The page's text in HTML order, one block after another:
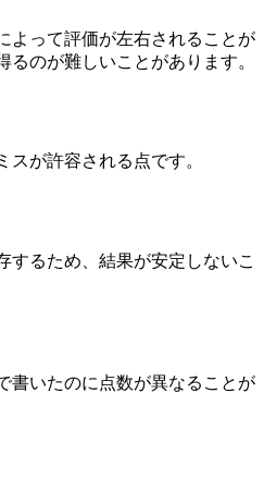
よって評価が左右されることが
のが難しいことがあります。
スが許容される点です。
するため、結果が安定しないこ
書いたのに点数が異なることが